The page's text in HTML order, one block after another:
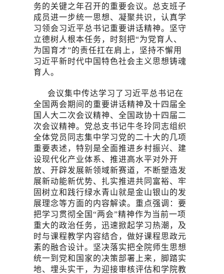
务的关键之年召开的重要会议。总支班子
成员进一步统一思想、凝聚共识，认真学
习领会习近平总书记重要讲话精神。坚守
立德树人根本任务，时刻把“为党育人、
为国育才”的责任扛在肩上，坚持不懈用
习近平新时代中国特色社会主义思想铸魂
育人。
会议集中传达学习了习近平总书记在
全国两会期间的重要讲话精神及十四届全
国人大二次会议精神、全国政协十四届二
次会议精神。党总支书记牛冬玲同志组织
全体党员同志集中学习党的二十大的几项
重要表述，特别是全面推进乡村振兴、建
设现代化产业体系、推进高水平对外开
放、开辟发展新领域新赛道，不断塑造发
展新动能新优势、扎实推进共同富裕、牢
固树立和践行绿水青山就是金山银山的发
展理念等方面的内容解读。重点强调：要
把学习贯彻全国“两会”精神作为当前一项
重大的政治任务，迅速掀起学习热潮，及
时与课程教学内容结合，做好课程思政元
素的融合设计。坚决落实把全院师生思想
统一到党和国家的决策部署上来，脚踏实
地、埋头实干，为迎接审核评估和学院教